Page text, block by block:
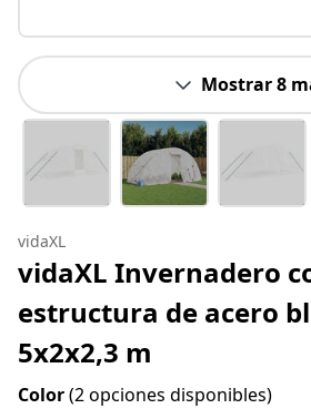
Mostrar 8
vidaXL
vidaXL Invernadero
estructura de acero
5x2x2,3 m
Color(2 opciones disponibles)